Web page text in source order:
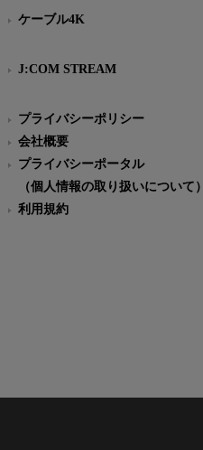
ケーブル4K
J:COM STREAM
プライバシーポリシー
会社概要
プライバシーポータル
（個人情報の取り扱いについて）
利用規約